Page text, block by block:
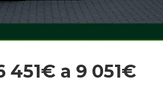
451€ a 9 051€